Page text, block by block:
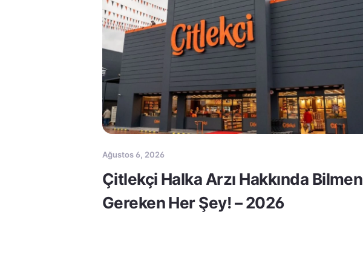
Ağustos 6, 2026
Çitlekçi Halka Arzı Hakkında Bilmen
Gereken Her Şey! – 2026